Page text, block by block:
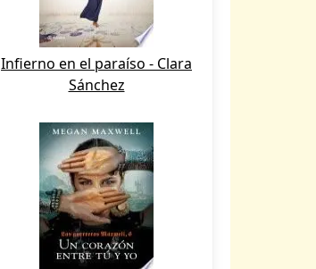
Infierno en el paraíso - Clara
Sánchez